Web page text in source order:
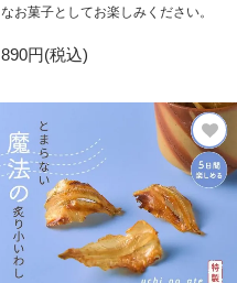
なお菓子としてお楽しみください。
890円(税込)